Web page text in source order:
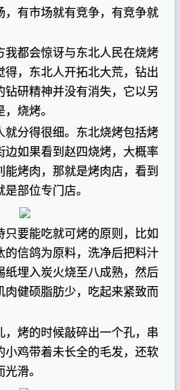
，有市场就有竞争，有竞争就
都会惊讶与东北人民在烧烤
得，东北人开拓北大荒，钻出
研精神并没有消失，它以另
烧烤。
就分得很细。东北烧烤包括烤
边如果看到赵四烧烤，大概率
能烤肉，那就是烤肉店，看到
部位专门店。
要能吃就可烤的原则，比如
信鸽为原料，洗净后把料汁
埋入炭火烧至八成熟，然后
健硕脂肪少，吃起来紧致而
，烤的时候敲碎出一个孔，串
鸡带着未长全的毛发，还软
滑。